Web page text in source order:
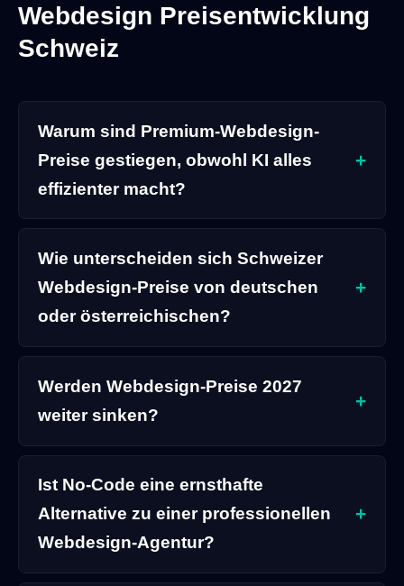
Webdesign Preisentwicklung
Schweiz
Warum sind Premium-Webdesign-
Preise gestiegen, obwohl KI alles
effizienter macht?
Wie unterscheiden sich Schweizer
Webdesign-Preise von deutschen
oder österreichischen?
Werden Webdesign-Preise 2027
weiter sinken?
Ist No-Code eine ernsthafte
Alternative zu einer professionellen
Webdesign-Agentur?